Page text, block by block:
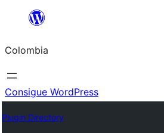
Saltar
contenido
Colombia
Consigue WordPress
Plugin Directory